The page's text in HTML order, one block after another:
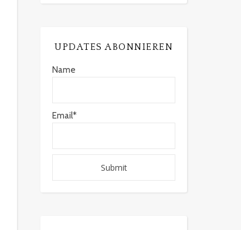
UPDATES ABONNIEREN
Name
Email*